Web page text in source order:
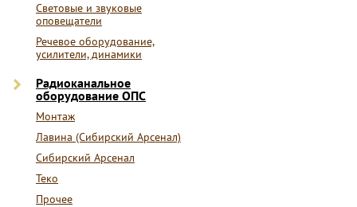
Световые и звуковые
оповещатели
Речевое оборудование,
усилители, динамики
Радиоканальное
оборудование ОПС
Монтаж
Лавина (Сибирский Арсенал)
Сибирский Арсенал
Теко
Прочее